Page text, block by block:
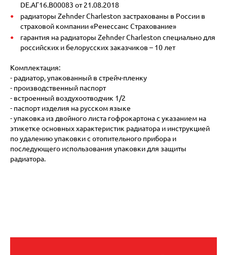
DE.АГ16.В00083 от 21.08.2018
радиаторы Zehnder Charleston застрахованы в России в
страховой компании «Ренессанс Страхование»
гарантия на радиаторы Zehnder Charleston специально для
российских и белорусских заказчиков – 10 лет
Комплектация:
- радиатор, упакованный в стрейч-пленку
- производственный паспорт
- встроенный воздухоотводчик 1/2
- паспорт изделия на русском языке
- упаковка из двойного листа гофрокартона с указанием на
этикетке основных характеристик радиатора и инструкцией
по удалению упаковки с отопительного прибора и
последующего использования упаковки для защиты
радиатора.